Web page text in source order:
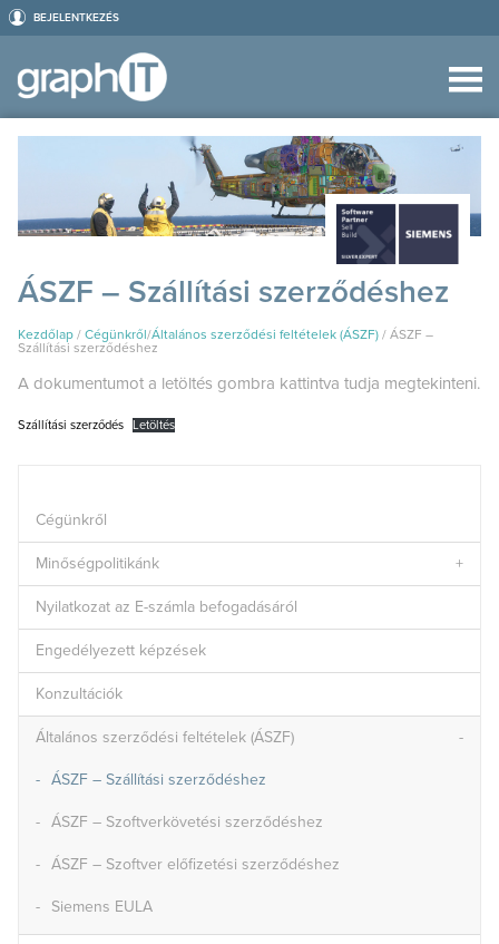
BEJELENTKEZÉS
ÁSZF – Szállítási szerződéshez
Kezdőlap / Cégünkről/Általános szerződési feltételek (ÁSZF) / ÁSZF –
Szállítási szerződéshez
Cégünkről
Minőségpolitikánk
Nyilatkozat az E-számla befogadásáról
Engedélyezett képzések
Konzultációk
Általános szerződési feltételek (ÁSZF)
ÁSZF – Szállítási szerződéshez
ÁSZF – Szoftverkövetési szerződéshez
ÁSZF – Szoftver előfizetési szerződéshez
Siemens EULA
A dokumentumot a letöltés gombra kattintva tudja megtekinteni.
Szállítási szerződés Letöltés